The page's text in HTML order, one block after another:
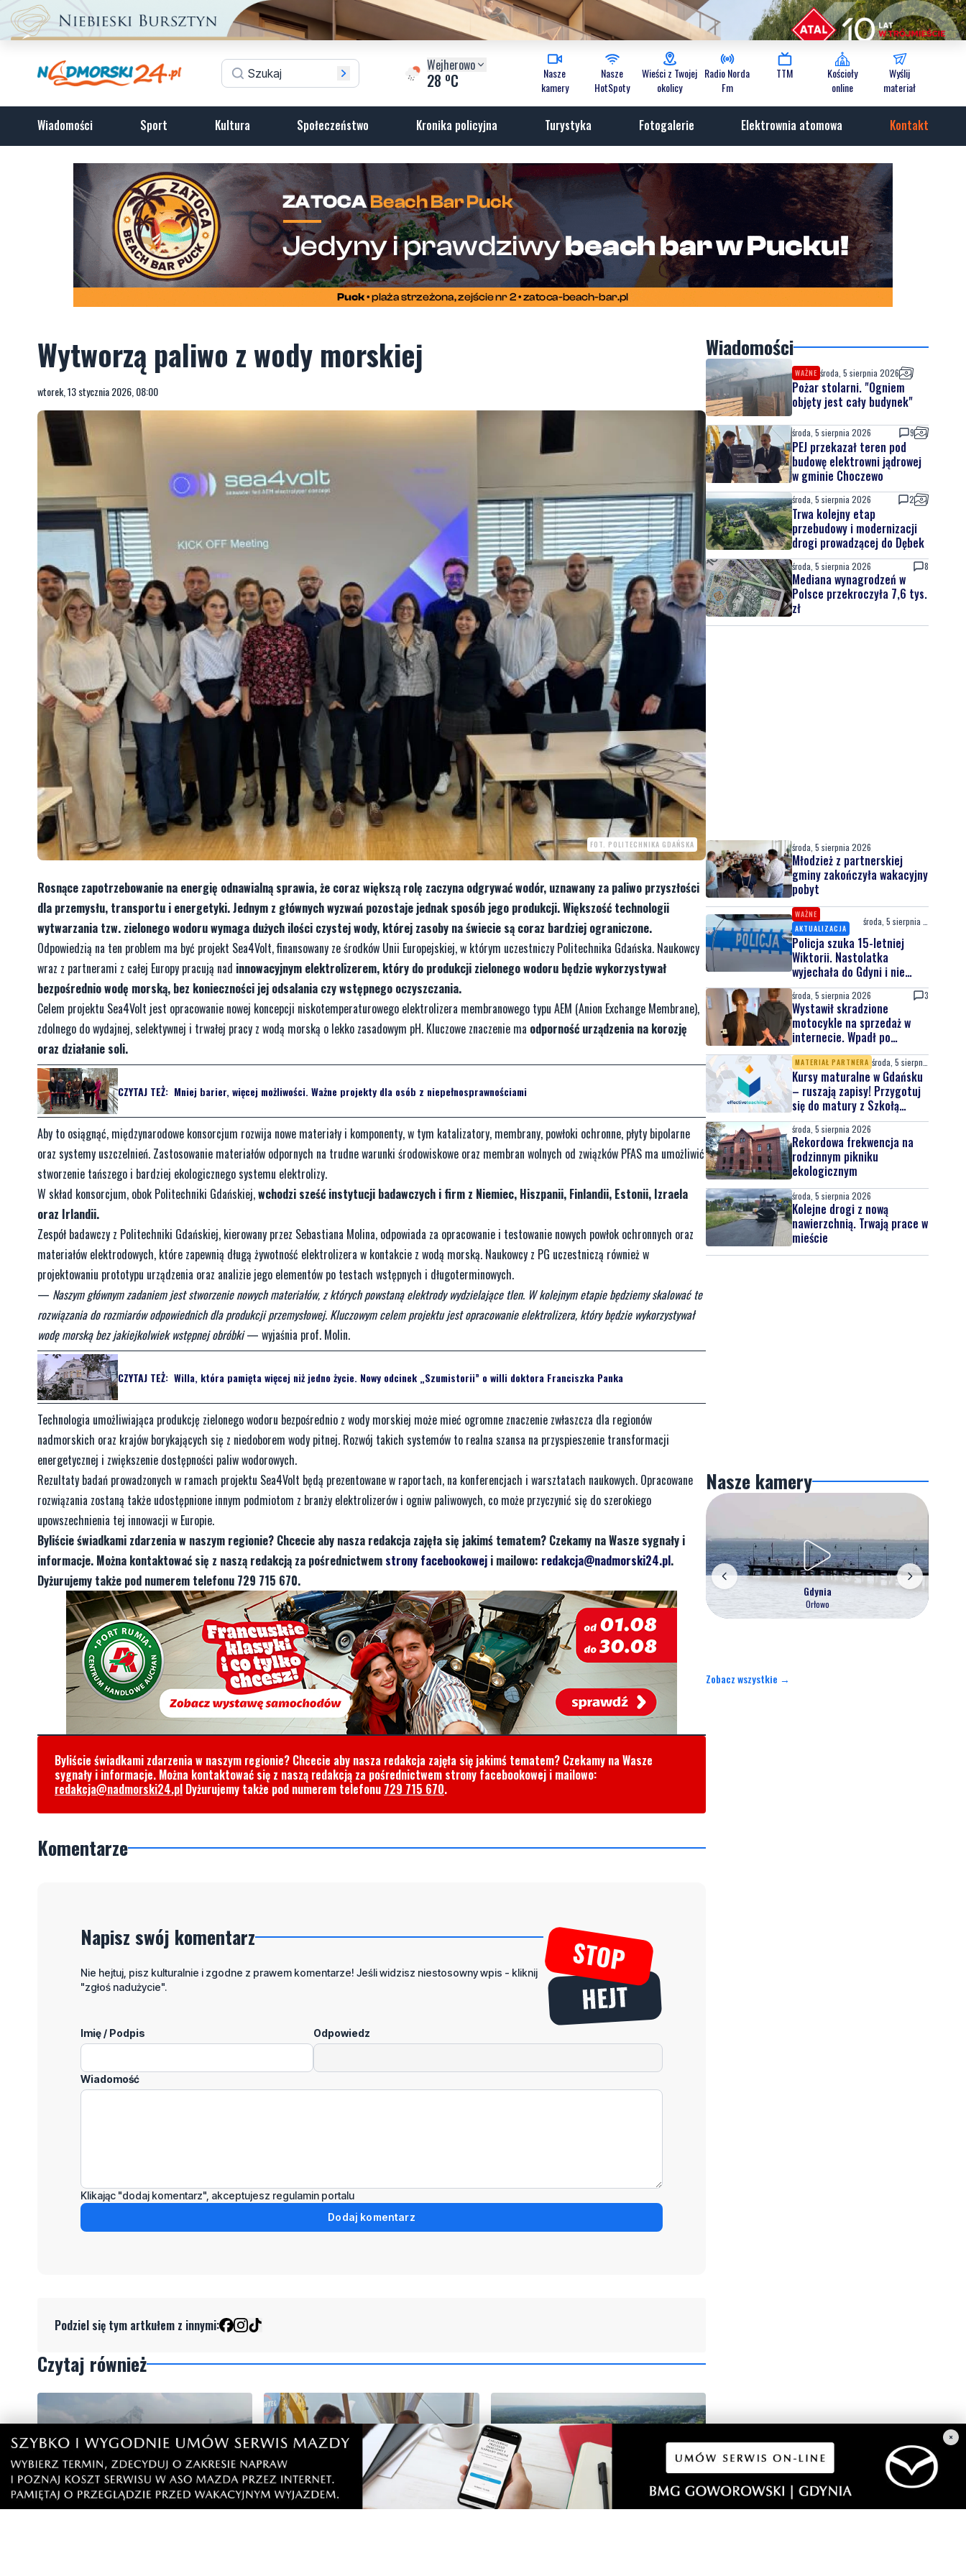
Wejherowo
28 oC
Nasze
kamery
Nasze
HotSpoty
Wieści z Twojej
okolicy
Radio Norda
Fm
TTM
Kościoły
online
Wyślij
materiał
Wiadomości Sport Kultura Społeczeństwo Kronika policyjna Turystyka Fotogalerie Elektrownia atomowa Kontakt
Wytworzą paliwo z wody morskiej
wtorek, 13 stycznia 2026, 08:00
FOT. POLITECHNIKA GDAŃSKA
Rosnące zapotrzebowanie na energię odnawialną sprawia, że coraz większą rolę zaczyna odgrywać wodór, uznawany za paliwo przyszłości
dla przemysłu, transportu i energetyki. Jednym z głównych wyzwań pozostaje jednak sposób jego produkcji. Większość technologii
wytwarzania tzw. zielonego wodoru wymaga dużych ilości czystej wody, której zasoby na świecie są coraz bardziej ograniczone.
Odpowiedzią na ten problem ma być projekt Sea4Volt, finansowany ze środków Unii Europejskiej, w którym uczestniczy Politechnika Gdańska. Naukowcy
wraz z partnerami z całej Europy pracują nad innowacyjnym elektrolizerem, który do produkcji zielonego wodoru będzie wykorzystywał
bezpośrednio wodę morską, bez konieczności jej odsalania czy wstępnego oczyszczania.
Celem projektu Sea4Volt jest opracowanie nowej koncepcji niskotemperaturowego elektrolizera membranowego typu AEM (Anion Exchange Membrane),
zdolnego do wydajnej, selektywnej i trwałej pracy z wodą morską o lekko zasadowym pH. Kluczowe znaczenie ma odporność urządzenia na korozję
oraz działanie soli.
CZYTAJ TEŻ: Mniej barier, więcej możliwości. Ważne projekty dla osób z niepełnosprawnościami
Aby to osiągnąć, międzynarodowe konsorcjum rozwija nowe materiały i komponenty, w tym katalizatory, membrany, powłoki ochronne, płyty bipolarne
oraz systemy uszczelnień. Zastosowanie materiałów odpornych na trudne warunki środowiskowe oraz membran wolnych od związków PFAS ma umożliwić
stworzenie tańszego i bardziej ekologicznego systemu elektrolizy.
W skład konsorcjum, obok Politechniki Gdańskiej,wchodzi sześć instytucji badawczych i firm z Niemiec, Hiszpanii, Finlandii, Estonii, Izraela
oraz Irlandii.
Zespół badawczy z Politechniki Gdańskiej, kierowany przez Sebastiana Molina, odpowiada za opracowanie i testowanie nowych powłok ochronnych oraz
materiałów elektrodowych, które zapewnią długą żywotność elektrolizera w kontakcie z wodą morską. Naukowcy z PG uczestniczą również w
projektowaniu prototypu urządzenia oraz analizie jego elementów po testach wstępnych i długoterminowych.
— Naszym głównym zadaniem jest stworzenie nowych materiałów, z których powstaną elektrody wydzielające tlen. W kolejnym etapie będziemy skalować te
rozwiązania do rozmiarów odpowiednich dla produkcji przemysłowej. Kluczowym celem projektu jest opracowanie elektrolizera, który będzie wykorzystywał
wodę morską bez jakiejkolwiek wstępnej obróbki— wyjaśnia prof. Molin.
CZYTAJ TEŻ: Willa, która pamięta więcej niż jedno życie. Nowy odcinek „Szumistorii” o willi doktora Franciszka Panka
Technologia umożliwiająca produkcję zielonego wodoru bezpośrednio z wody morskiej może mieć ogromne znaczenie zwłaszcza dla regionów
nadmorskich oraz krajów borykających się z niedoborem wody pitnej. Rozwój takich systemów to realna szansa na przyspieszenie transformacji
energetycznej i zwiększenie dostępności paliw wodorowych.
Rezultaty badań prowadzonych w ramach projektu Sea4Volt będą prezentowane w raportach, na konferencjach i warsztatach naukowych. Opracowane
rozwiązania zostaną także udostępnione innym podmiotom z branży elektrolizerów i ogniw paliwowych, co może przyczynić się do szerokiego
upowszechnienia tej innowacji w Europie.
Byliście świadkami zdarzenia w naszym regionie? Chcecie aby nasza redakcja zajęła się jakimś tematem? Czekamy na Wasze sygnały i
informacje. Można kontaktować się z naszą redakcją za pośrednictwem strony facebookowej i mailowo: redakcja@nadmorski24.pl.
Dyżurujemy także pod numerem telefonu 729 715 670.
Byliście świadkami zdarzenia w naszym regionie? Chcecie aby nasza redakcja zajęła się jakimś tematem? Czekamy na Wasze
sygnały i informacje. Można kontaktować się z naszą redakcją za pośrednictwem strony facebookowej i mailowo:
redakcja@nadmorski24.pl Dyżurujemy także pod numerem telefonu 729 715 670.
Komentarze
Napisz swój komentarz
Nie hejtuj, pisz kulturalnie i zgodne z prawem komentarze! Jeśli widzisz niestosowny wpis - kliknij
"zgłoś nadużycie".
Imię / Podpis Odpowiedz
Wiadomość
Klikając "dodaj komentarz", akceptujesz regulamin portalu
Dodaj komentarz
Podziel się tym artkułem z innymi:
Czytaj również
WAŻNE 9
Wiadomości
WAŻNE środa, 5 sierpnia 2026
Pożar stolarni. "Ogniem
objęty jest cały budynek"
środa, 5 sierpnia 2026 9
PEJ przekazał teren pod
budowę elektrowni jądrowej
w gminie Choczewo
środa, 5 sierpnia 2026 2
Trwa kolejny etap
przebudowy i modernizacji
drogi prowadzącej do Dębek
środa, 5 sierpnia 2026 8
Mediana wynagrodzeń w
Polsce przekroczyła 7,6 tys.
zł
środa, 5 sierpnia 2026
Młodzież z partnerskiej
gminy zakończyła wakacyjny
pobyt
WAŻNE
AKTUALIZACJA
Policja szuka 15-letniej
Wiktorii. Nastolatka
wyjechała do Gdyni i nie
wróciła
środa, 5 sierpnia 2026 3
Wystawił skradzione
motocykle na sprzedaż w
internecie. Wpadł po
zgłoszeniu właściciela
MATERIAŁ PARTNERA
Kursy maturalne w Gdańsku
– ruszają zapisy! Przygotuj
się do matury z Szkołą
Effective Teaching!
środa, 5 sierpnia 2026
Rekordowa frekwencja na
rodzinnym pikniku
ekologicznym
środa, 5 sierpnia 2026
Kolejne drogi z nową
nawierzchnią. Trwają prace w
mieście
Nasze kamery
Gdynia
Orłowo
Zobacz wszystkie →
×